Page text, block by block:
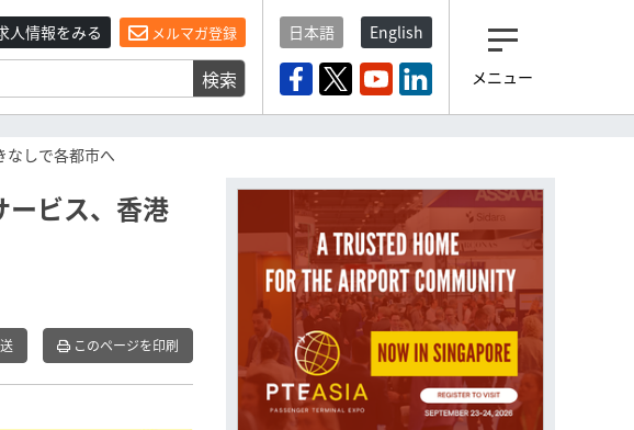
人情報をみる メルマガ登録
検索
日本語 English
メニュー
なしで各都市へ
ービス、香港
このページを印刷
観光産業ニュース「トラベ
登録済みですよね？
もし未だ登録していないなら…
いますぐ登録する